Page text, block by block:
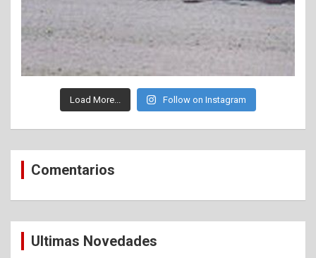
Load More... Follow on Instagram
Comentarios
Ultimas Novedades